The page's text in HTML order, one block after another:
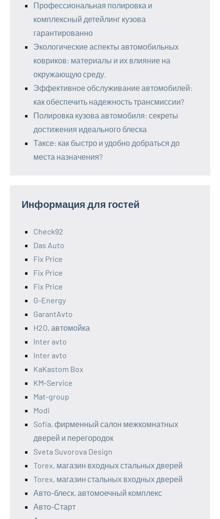
Профессиональная полировка и
комплексный детейлинг кузова
гарантированно
Экологические аспекты автомобильных
ковриков: материалы и их влияние на
окружающую среду.
Эффективное обслуживание автомобилей:
как обеспечить надежность трансмиссии?
Полировка кузова автомобиля: секреты
достижения идеального блеска
Таксе: как быстро и удобно добраться до
места назначения?
Информация для гостей
Check92
Das Auto
Fix Price
Fix Price
Fix Price
G-Energy
GarantAvto
H2O, автомойка
Inter avto
Inter avto
KaKastom Box
KM-Service
Mat-group
Modi
Sofia, фирменный салон межкомнатных
дверей и перегородок
Sveta Suvorova Design
Torex, магазин входных стальных дверей
Torex, магазин стальных входных дверей
Авто-блеск, автомоечный комплекс
Авто-Старт